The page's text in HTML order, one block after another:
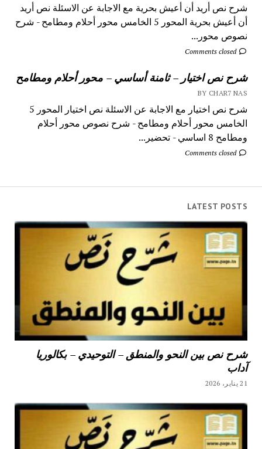
شرح نص أريد أن أعيش بحرية مع الاجابة عن الاسئلة نص أريد
أن أعيش بحرية المحور 5 الخامس محور أحلام ومطامح - شرح
نصوص محور...
Comments closed
شرح نص اختيار – ثامنة أساسي – محور أحلام ومطامح
BY CHAR7 NAS
شرح نص اختيار مع الاجابة عن الاسئلة نص اختيار المحور 5
الخامس محور أحلام ومطامح - شرح نصوص محور أحلام
ومطامح 8 اساسي - تحضير...
Comments closed
LATEST POSTS
شرح نص بين النحو والمنطق – التوحيدي – بكالوريا
آداب
21 يناير، 2026